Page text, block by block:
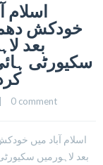
اسلام
خودکش
بعد
سکیورٹی
0 comment
اسلام آباد میں
بعد لاہورمیں